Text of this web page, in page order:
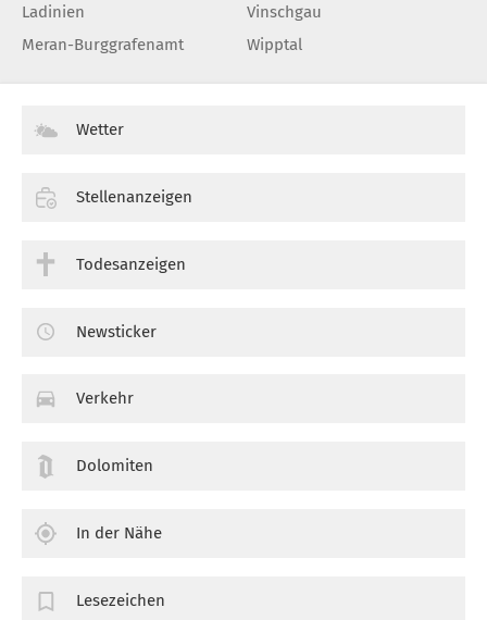
Ladinien
Meran-Burggrafenamt
Vinschgau
Wipptal
Wetter
Stellenanzeigen
Todesanzeigen
Newsticker
Verkehr
Dolomiten
In der Nähe
Lesezeichen